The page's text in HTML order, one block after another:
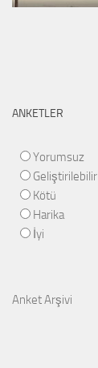
ANKETLER
Yorumsuz
Geliştirilebilir
Kötü
Harika
İyi
Anket Arşivi